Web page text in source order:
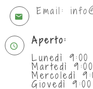
Email:
Aperto:
Lunedì
Martedì
Mercoledì
Giovedì